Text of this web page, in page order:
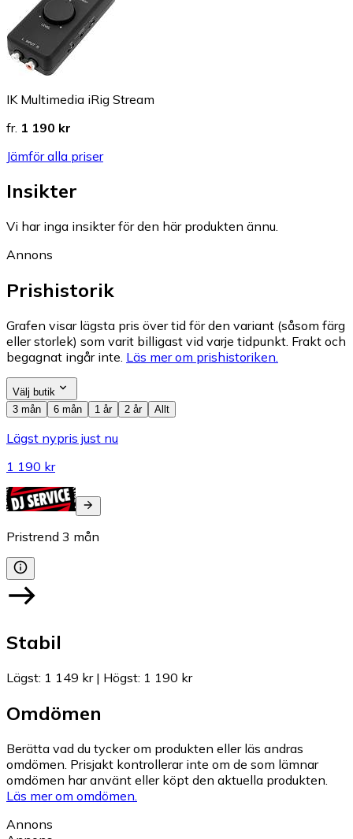
IK Multimedia iRig Stream
fr. 1 190 kr
Jämför alla priser
Insikter
Vi har inga insikter för den här produkten ännu.
Annons
Prishistorik
Grafen visar lägsta pris över tid för den variant (såsom färg
eller storlek) som varit billigast vid varje tidpunkt. Frakt och
begagnat ingår inte. Läs mer om prishistoriken.
Välj butik
3 mån
6 mån 1 år 2 år Allt
Lägst nypris just nu
1 190 kr
Pristrend 3 mån
Stabil
Lägst: 1 149 kr| Högst: 1 190 kr
Omdömen
Berätta vad du tycker om produkten eller läs andras
omdömen. Prisjakt kontrollerar inte om de som lämnar
omdömen har använt eller köpt den aktuella produkten.
Läs mer om omdömen.
Annons